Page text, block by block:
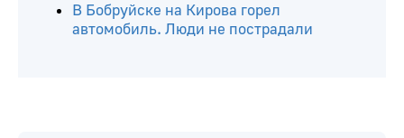
В Бобруйске на Кирова горел
автомобиль. Люди не пострадали